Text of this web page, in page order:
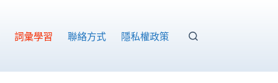
詞彙學習 聯絡方式 隱私權政策
Contents